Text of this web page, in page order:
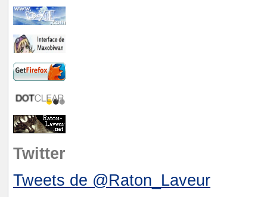
Twitter
Tweets de @Raton_Laveur